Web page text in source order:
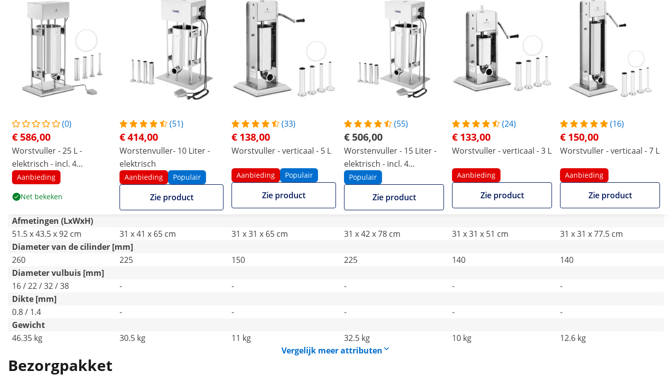
(0)
€ 586,00
Worstvuller - 25 L -
elektrisch - incl. 4
vulbuizen - Royal Catering
Aanbieding
Net bekeken
(51)
€ 414,00
Worstenvuller- 10 Liter -
elektrisch
Aanbieding Populair
Zie product
(33)
€ 138,00
Worstvuller - verticaal - 5 L
Aanbieding Populair
Zie product
(55)
€ 506,00
Worstenvuller - 15 Liter -
elektrisch - incl. 4
vulbuizen - Royal Catering
Populair
Zie product
(24)
€ 133,00
Worstvuller - verticaal - 3 L
Aanbieding
Zie product
(16)
€ 150,00
Worstvuller - verticaal - 7 L
Aanbieding
Zie product
Afmetingen (LxWxH)
51.5 x 43.5 x 92 cm
31 x 41 x 65 cm 31 x 31 x 65 cm 31 x 42 x 78 cm 31 x 31 x 51 cm
31 x 31 x 77.5 cm
Diameter van de cilinder [mm]
260
225 150 225 140
140
Diameter vulbuis [mm]
16 / 22 / 32 / 38
- - - -
-
Dikte [mm]
0.8 / 1.4
- - - -
-
Gewicht
46.35 kg
30.5 kg 11 kg 32.5 kg 10 kg
12.6 kg
Vergelijk meer attributen
Bezorgpakket